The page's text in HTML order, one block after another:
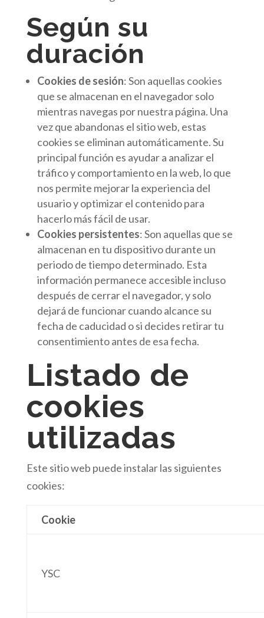
Según su
duración
Cookies de sesión: Son aquellas cookies
que se almacenan en el navegador solo
mientras navegas por nuestra página. Una
vez que abandonas el sitio web, estas
cookies se eliminan automáticamente. Su
principal función es ayudar a analizar el
tráfico y comportamiento en la web, lo que
nos permite mejorar la experiencia del
usuario y optimizar el contenido para
hacerlo más fácil de usar.
Cookies persistentes: Son aquellas que se
almacenan en tu dispositivo durante un
periodo de tiempo determinado. Esta
información permanece accesible incluso
después de cerrar el navegador, y solo
dejará de funcionar cuando alcance su
fecha de caducidad o si decides retirar tu
consentimiento antes de esa fecha.
Listado de
cookies
utilizadas
Este sitio web puede instalar las siguientes
cookies:
Cookie
YSC